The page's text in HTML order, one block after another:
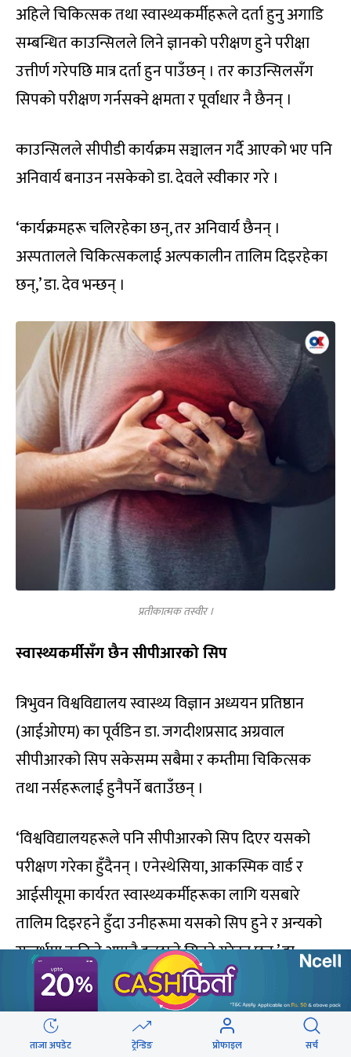
अहिले चिकित्सक तथा स्वास्थ्यकर्मीहरूले दर्ता हुनु अगाडि
सम्बन्धित काउन्सिलले लिने ज्ञानको परीक्षण हुने परीक्षा
उत्तीर्ण गरेपछि मात्र दर्ता हुन पाउँछन् । तर काउन्सिलसँग
सिपको परीक्षण गर्नसक्ने क्षमता र पूर्वाधार नै छैनन् ।
काउन्सिलले सीपीडी कार्यक्रम सञ्चालन गर्दै आएको भए पनि
अनिवार्य बनाउन नसकेको डा. देवले स्वीकार गरे ।
‘कार्यक्रमहरू चलिरहेका छन्, तर अनिवार्य छैनन् ।
अस्पतालले चिकित्सकलाई अल्पकालीन तालिम दिइरहेका
छन्,’ डा. देव भन्छन् ।
प्रतीकात्मक तस्वीर ।
स्वास्थ्यकर्मीसँग छैन सीपीआरको सिप
त्रिभुवन विश्वविद्यालय स्वास्थ्य विज्ञान अध्ययन प्रतिष्ठान
(आईओएम) का पूर्वडिन डा. जगदीशप्रसाद अग्रवाल
सीपीआरको सिप सकेसम्म सबैमा र कम्तीमा चिकित्सक
तथा नर्सहरूलाई हुनैपर्ने बताउँछन् ।
‘विश्वविद्यालयहरूले पनि सीपीआरको सिप दिएर यसको
परीक्षण गरेका हुँदैनन् । एनेस्थेसिया, आकस्मिक वार्ड र
आईसीयूमा कार्यरत स्वास्थ्यकर्मीहरूका लागि यसबारे
तालिम दिइरहने हुँदा उनीहरूमा यसको सिप हुने र अन्यको
सन्दर्भमा कतिले आफ्नै इच्छाले सिक्ने गरेका छन्,’ डा.
अग्रवाल भन्छन् ।
नेपालका विश्वविद्यालयहरूले सीपीआरको सिद्धान्त पढाए
ताजा अपडेट ट्रेन्डिङ प्रोफाइल सर्च